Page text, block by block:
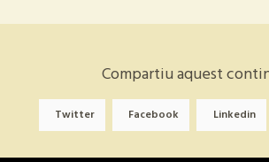
Compartiu aquest
Twitter Facebook Linkedin